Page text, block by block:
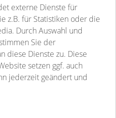
- Westmecklenburg e.V.
Wohnen
& Schulsozialarbeit
externe Dienste für
z.B. für Statistiken oder die
Durch Auswahl und
Sie der
diese Dienste zu. Diese
setzen ggf. auch
jederzeit geändert und